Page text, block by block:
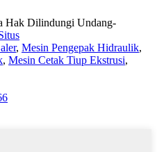
Hak Dilindungi Undang-
, Mesin Pengepak Hidraulik,
, Mesin Cetak Tiup Ekstrusi,